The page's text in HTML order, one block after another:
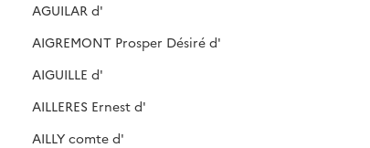
AGUILAR d'
AIGREMONT Prosper Désiré d'
AIGUILLE d'
AILLERES Ernest d'
AILLY comte d'